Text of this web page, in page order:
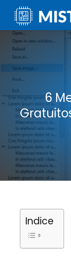
6
Indice